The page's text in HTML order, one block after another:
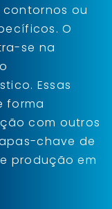
ou
O
se na
Essas
forma
com outros
chave de
produção em